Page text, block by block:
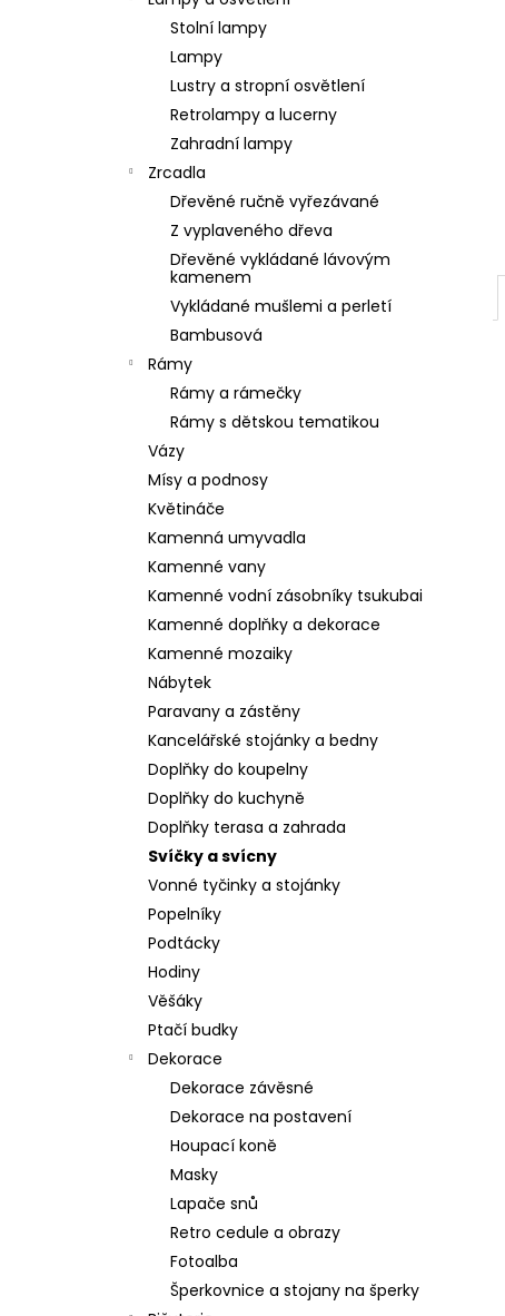
Stolní lampy
Lampy
Lustry a stropní osvětlení
Retrolampy a lucerny
Zahradní lampy
Zrcadla
Dřevěné ručně vyřezávané
Z vyplaveného dřeva
Dřevěné vykládané lávovým
kamenem
Vykládané mušlemi a perletí
Bambusová
Rámy
Rámy a rámečky
Rámy s dětskou tematikou
Vázy
Mísy a podnosy
Květináče
Kamenná umyvadla
Kamenné vany
Kamenné vodní zásobníky tsukubai
Kamenné doplňky a dekorace
Kamenné mozaiky
Nábytek
Paravany a zástěny
Kancelářské stojánky a bedny
Doplňky do koupelny
Doplňky do kuchyně
Doplňky terasa a zahrada
Svíčky a svícny
Vonné tyčinky a stojánky
Popelníky
Podtácky
Hodiny
Věšáky
Ptačí budky
Dekorace
Dekorace závěsné
Dekorace na postavení
Houpací koně
Masky
Lapače snů
Retro cedule a obrazy
Fotoalba
Šperkovnice a stojany na šperky
SOCHA BUDHA BUDDHA 165CM PATINA
39 900 Kč